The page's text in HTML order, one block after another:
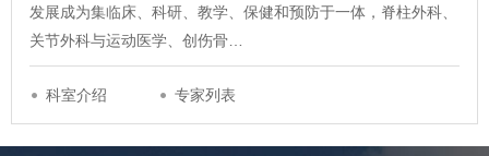
发展成为集临床、科研、教学、保健和预防于一体，脊柱外科、
关节外科与运动医学、创伤骨…
科室介绍 专家列表